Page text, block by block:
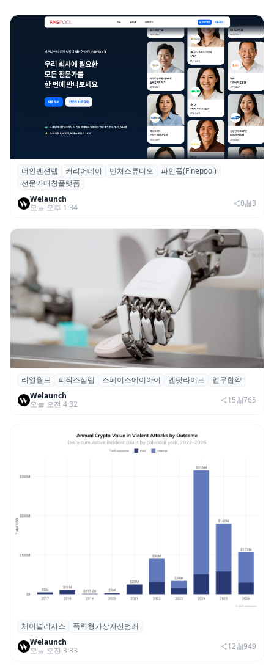
더인벤션랩·커리어데이, 스타트업 전문가 매
칭 플랫폼 ‘파인풀’ 출시
더인벤션랩 커리어데이 벤처스튜디오
파인풀(Finepool)
전문가매칭플랫폼
Welaunch
오늘 오후 1:34
0 3
리얼월드, 로봇테크 스타트업 3곳과 손잡고
휴머노이드 표준 만든다
리얼월드 피직스심랩 스페이스에이아이 엔닷라이트
업무협약
Welaunch
오늘 오전 4:32
15 765
체이널리시스 “가상자산 보유자 대상 폭력
범죄 증가…상반기 탈취액 3000만 달러 돌파
체이널리시스
폭력형가상자산범죄
Welaunch
오늘 오전 3:33
12 949